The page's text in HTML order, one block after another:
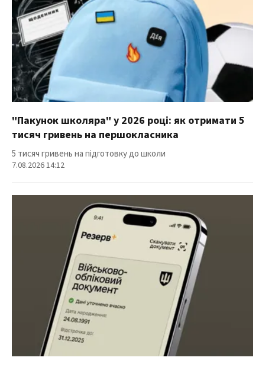
"Пакунок школяра" у 2026 році: як отримати 5
тисяч гривень на першокласника
5 тисяч гривень на підготовку до школи
7.08.2026 14:12